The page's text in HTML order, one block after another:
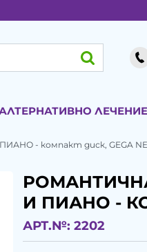
ЛЕЧЕНИЕ
- компакт диск, GEGA
И ПИАНО -
АРТ.№: 2202